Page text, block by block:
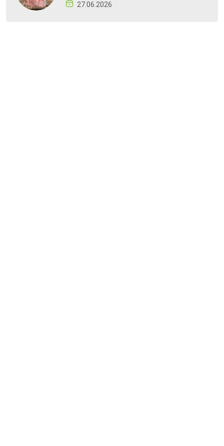
27.06.2026